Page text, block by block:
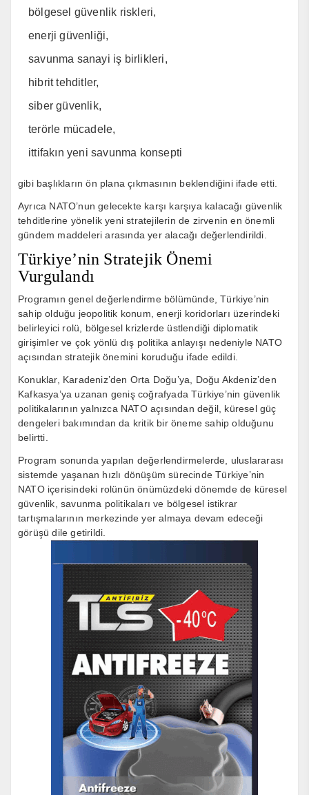
bölgesel güvenlik riskleri,
enerji güvenliği,
savunma sanayi iş birlikleri,
hibrit tehditler,
siber güvenlik,
terörle mücadele,
ittifakın yeni savunma konsepti
gibi başlıkların ön plana çıkmasının beklendiğini ifade etti.
Ayrıca NATO’nun gelecekte karşı karşıya kalacağı güvenlik
tehditlerine yönelik yeni stratejilerin de zirvenin en önemli
gündem maddeleri arasında yer alacağı değerlendirildi.
Türkiye’nin Stratejik Önemi
Vurgulandı
Programın genel değerlendirme bölümünde, Türkiye’nin
sahip olduğu jeopolitik konum, enerji koridorları üzerindeki
belirleyici rolü, bölgesel krizlerde üstlendiği diplomatik
girişimler ve çok yönlü dış politika anlayışı nedeniyle NATO
açısından stratejik önemini koruduğu ifade edildi.
Konuklar, Karadeniz’den Orta Doğu’ya, Doğu Akdeniz’den
Kafkasya’ya uzanan geniş coğrafyada Türkiye’nin güvenlik
politikalarının yalnızca NATO açısından değil, küresel güç
dengeleri bakımından da kritik bir öneme sahip olduğunu
belirtti.
Program sonunda yapılan değerlendirmelerde, uluslararası
sistemde yaşanan hızlı dönüşüm sürecinde Türkiye’nin
NATO içerisindeki rolünün önümüzdeki dönemde de küresel
güvenlik, savunma politikaları ve bölgesel istikrar
tartışmalarının merkezinde yer almaya devam edeceği
görüşü dile getirildi.